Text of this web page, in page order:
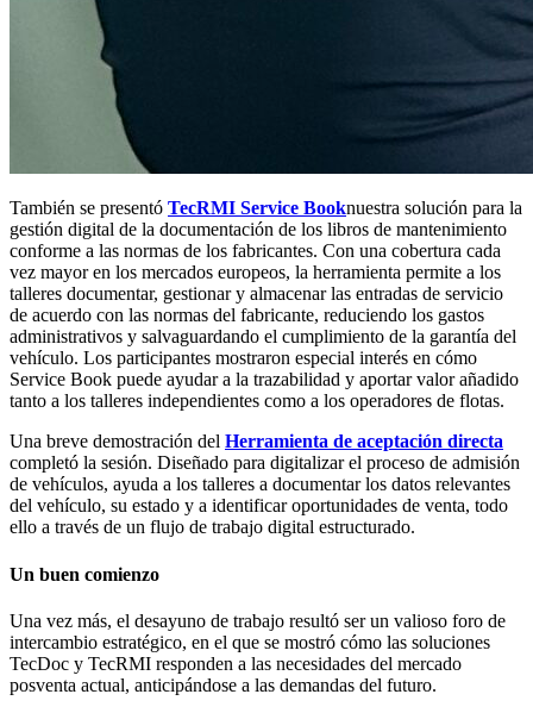
También se presentó TecRMI Service Booknuestra solución para la
gestión digital de la documentación de los libros de mantenimiento
conforme a las normas de los fabricantes. Con una cobertura cada
vez mayor en los mercados europeos, la herramienta permite a los
talleres documentar, gestionar y almacenar las entradas de servicio
de acuerdo con las normas del fabricante, reduciendo los gastos
administrativos y salvaguardando el cumplimiento de la garantía del
vehículo. Los participantes mostraron especial interés en cómo
Service Book puede ayudar a la trazabilidad y aportar valor añadido
tanto a los talleres independientes como a los operadores de flotas.
Una breve demostración del Herramienta de aceptación directa
completó la sesión. Diseñado para digitalizar el proceso de admisión
de vehículos, ayuda a los talleres a documentar los datos relevantes
del vehículo, su estado y a identificar oportunidades de venta, todo
ello a través de un flujo de trabajo digital estructurado.
Un buen comienzo
Una vez más, el desayuno de trabajo resultó ser un valioso foro de
intercambio estratégico, en el que se mostró cómo las soluciones
TecDoc y TecRMI responden a las necesidades del mercado
posventa actual, anticipándose a las demandas del futuro.